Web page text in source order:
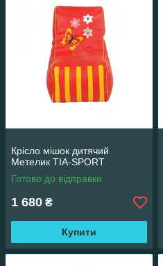
Крісло мішок дитячий
Метелик TIA-SPORT
Готово до відправки
1 680 ₴
Купити